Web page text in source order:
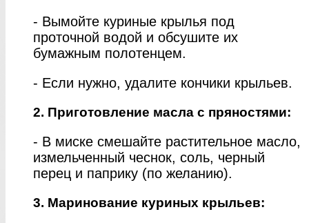
- Вымойте куриные крылья под
проточной водой и обсушите их
бумажным полотенцем.
- Если нужно, удалите кончики крыльев.
2. Приготовление масла с пряностями:
- В миске смешайте растительное масло,
измельченный чеснок, соль, черный
перец и паприку (по желанию).
3. Маринование куриных крыльев: